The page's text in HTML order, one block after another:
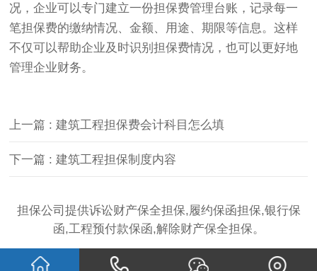
况，企业可以专门建立一份担保费管理台账，记录每一
笔担保费的缴纳情况、金额、用途、期限等信息。这样
不仅可以帮助企业及时识别担保费情况，也可以更好地
管理企业财务。
上一篇 : 建筑工程担保费会计科目怎么填
下一篇 : 建筑工程担保制度内容
担保公司提供诉讼财产保全担保,履约保函担保,银行保
函,工程预付款保函,解除财产保全担保。